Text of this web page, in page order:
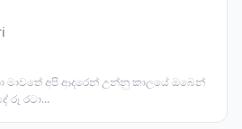
මාවතේ අපි ආදරෙන් උන්නු කාලයේ ඔබෙන්
රූ රටා...